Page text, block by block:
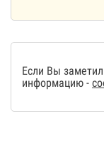
Если Вы
информацию -